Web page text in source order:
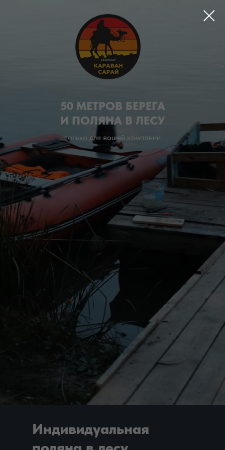
50 МЕТРОВ БЕРЕГА
И ПОЛЯНА В ЛЕСУ
только для вашей компании
Индивидуальная